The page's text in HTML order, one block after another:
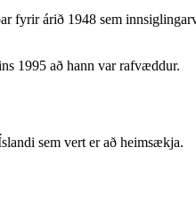
fyrir árið 1948 sem
1995 að hann var rafvæddur.
sem vert er að heimsækja.